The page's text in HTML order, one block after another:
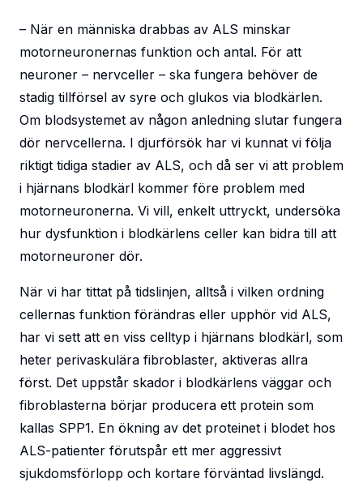
– När en människa drabbas av ALS minskar
motorneuronernas funktion och antal. För att
neuroner – nervceller – ska fungera behöver de
stadig tillförsel av syre och glukos via blodkärlen.
Om blodsystemet av någon anledning slutar fungera
dör nervcellerna. I djurförsök har vi kunnat vi följa
riktigt tidiga stadier av ALS, och då ser vi att problem
i hjärnans blodkärl kommer före problem med
motorneuronerna. Vi vill, enkelt uttryckt, undersöka
hur dysfunktion i blodkärlens celler kan bidra till att
motorneuroner dör.
När vi har tittat på tidslinjen, alltså i vilken ordning
cellernas funktion förändras eller upphör vid ALS,
har vi sett att en viss celltyp i hjärnans blodkärl, som
heter perivaskulära fibroblaster, aktiveras allra
först. Det uppstår skador i blodkärlens väggar och
fibroblasterna börjar producera ett protein som
kallas SPP1. En ökning av det proteinet i blodet hos
ALS-patienter förutspår ett mer aggressivt
sjukdomsförlopp och kortare förväntad livslängd.